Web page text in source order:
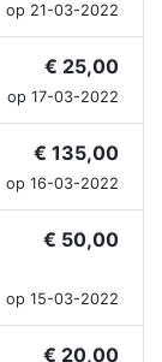
op 21-03-2022
€ 25,00
op 17-03-2022
€ 135,00
op 16-03-2022
€ 50,00
op 15-03-2022
€ 20,00